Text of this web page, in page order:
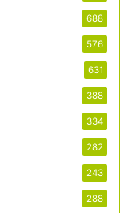
688
576
631
388
334
282
243
288